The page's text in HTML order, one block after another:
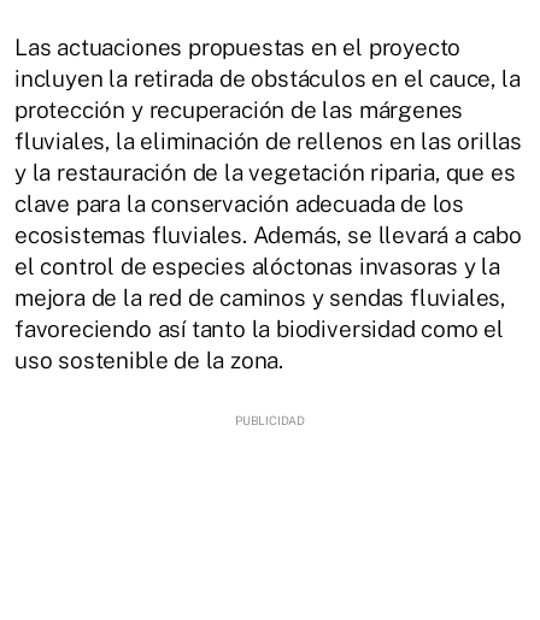
Las actuaciones propuestas en el proyecto
incluyen la retirada de obstáculos en el cauce, la
protección y recuperación de las márgenes
fluviales, la eliminación de rellenos en las orillas
y la restauración de la vegetación riparia, que es
clave para la conservación adecuada de los
ecosistemas fluviales. Además, se llevará a cabo
el control de especies alóctonas invasoras y la
mejora de la red de caminos y sendas fluviales,
favoreciendo así tanto la biodiversidad como el
uso sostenible de la zona.